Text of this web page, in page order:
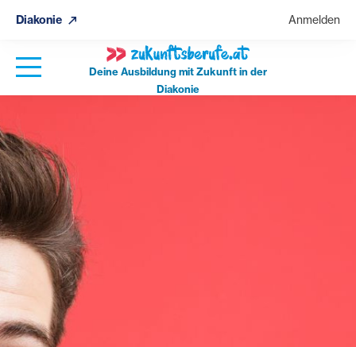
Diakonie Anmelden
Deine Ausbildung mit Zukunft in der
Diakonie